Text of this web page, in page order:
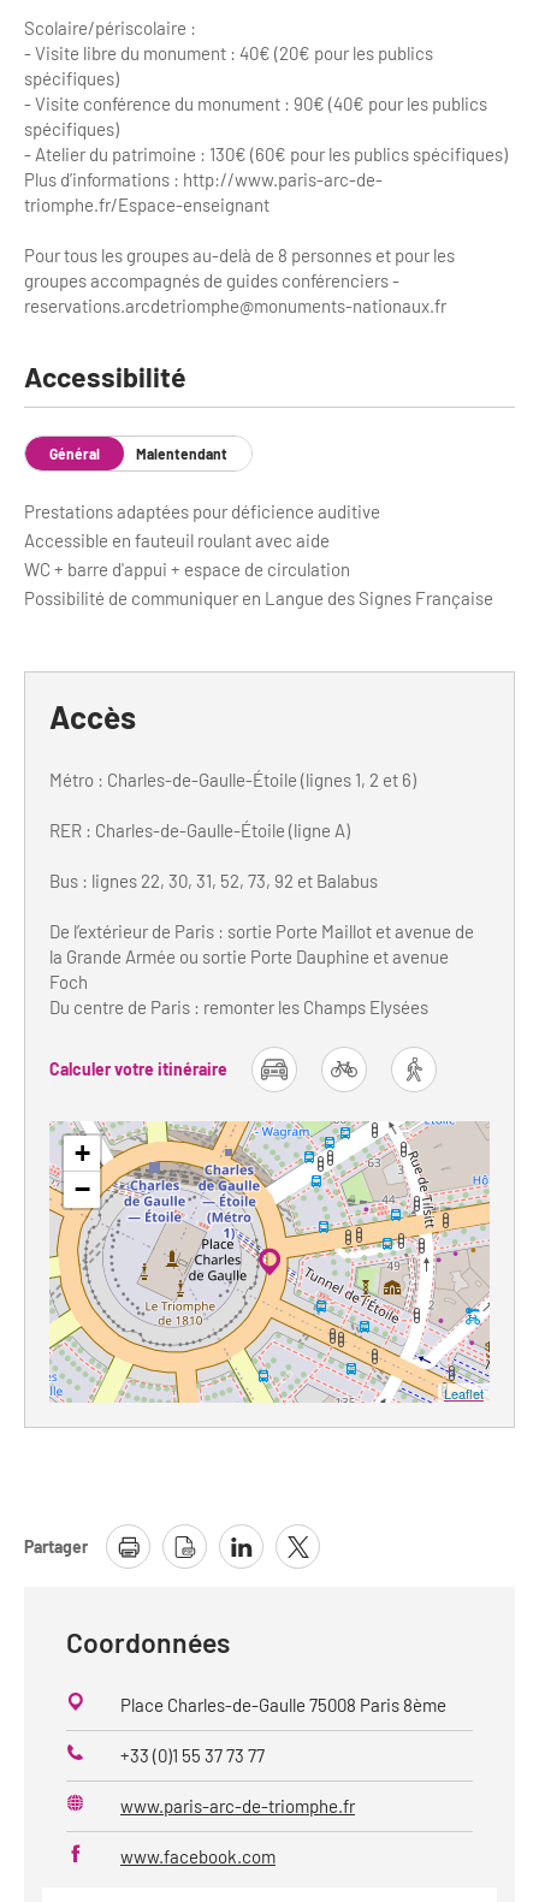
Scolaire/périscolaire :
- Visite libre du monument : 40€ (20€ pour les publics
spécifiques)
- Visite conférence du monument : 90€ (40€ pour les publics
spécifiques)
- Atelier du patrimoine : 130€ (60€ pour les publics spécifiques)
Plus d’informations : http://www.paris-arc-de-
triomphe.fr/Espace-enseignant
Pour tous les groupes au-delà de 8 personnes et pour les
groupes accompagnés de guides conférenciers -
reservations.arcdetriomphe@monuments-nationaux.fr
Accessibilité
Général Malentendant
Prestations adaptées pour déficience auditive
Accessible en fauteuil roulant avec aide
WC + barre d'appui + espace de circulation
Possibilité de communiquer en Langue des Signes Française
Accès
Métro : Charles-de-Gaulle-Étoile (lignes 1, 2 et 6)
RER : Charles-de-Gaulle-Étoile (ligne A)
Bus : lignes 22, 30, 31, 52, 73, 92 et Balabus
De l’extérieur de Paris : sortie Porte Maillot et avenue de
la Grande Armée ou sortie Porte Dauphine et avenue
Foch
Du centre de Paris : remonter les Champs Elysées
Calculer votre itinéraire
car bike foot
+
−
Leaflet
Partager
Coordonnées
Place Charles-de-Gaulle 75008 Paris 8ème
Téléphone
+33 (0)1 55 37 73 77
Site
web
www.paris-arc-de-triomphe.fr
www.facebook.com